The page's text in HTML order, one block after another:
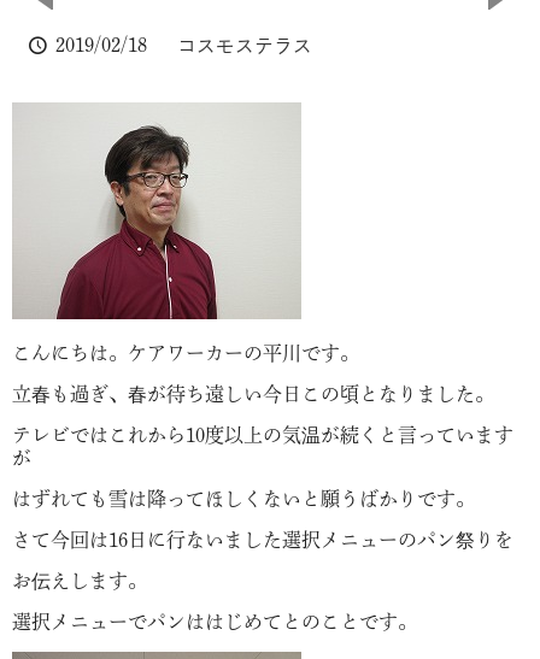
2019/02/18 コスモステラス
こんにちは。ケアワーカーの平川です。
立春も過ぎ、春が待ち遠しい今日この頃となりました。
テレビではこれから10度以上の気温が続くと言っています
が
はずれても雪は降ってほしくないと願うばかりです。
さて今回は16日に行ないました選択メニューのパン祭りを
お伝えします。
選択メニューでパンははじめてとのことです。